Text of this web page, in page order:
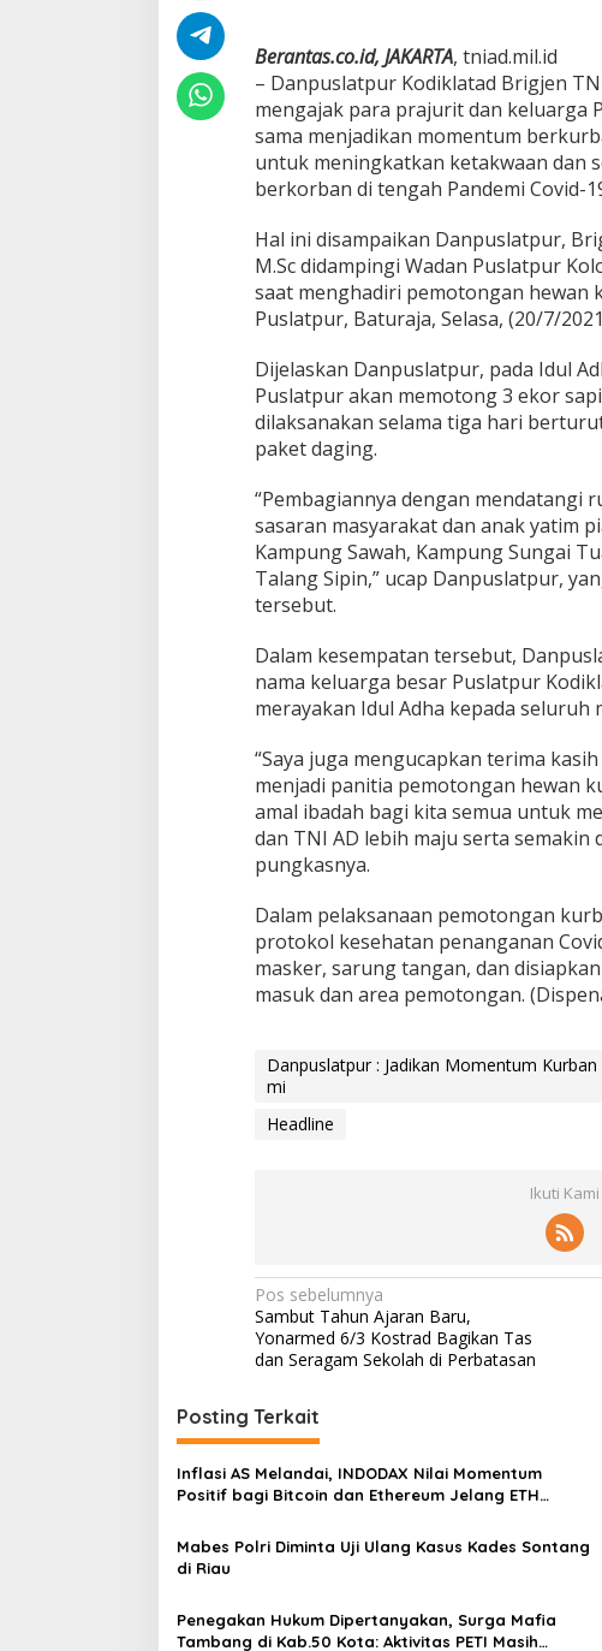
a
M
o
m
e
n
t
m
K
u
r
b
n
U
n
t
u
B
e
r
b
a
g
D
i
T
e
g
a
h
P
a
n
e
m
i
Berantas.co.id, JAKARTA, tniad.mil.id
– Danpuslatpur Kodiklatad Brigjen
mengajak para prajurit dan keluarga
sama menjadikan momentum
untuk meningkatkan ketakwaan dan
berkorban di tengah Pandemi Covid-
Hal ini disampaikan Danpuslatpur,
M.Sc didampingi Wadan Puslatpur
saat menghadiri pemotongan hewan
Puslatpur, Baturaja, Selasa, (20/7/
Dijelaskan Danpuslatpur, pada Idul
Puslatpur akan memotong 3 ekor
dilaksanakan selama tiga hari
paket daging.
“Pembagiannya dengan mendatangi
sasaran masyarakat dan anak yatim
Kampung Sawah, Kampung Sungai
Talang Sipin,” ucap Danpuslatpur,
tersebut.
Dalam kesempatan tersebut,
nama keluarga besar Puslatpur
merayakan Idul Adha kepada seluruh
“Saya juga mengucapkan terima
menjadi panitia pemotongan hewan
amal ibadah bagi kita semua untuk
dan TNI AD lebih maju serta semakin
pungkasnya.
Dalam pelaksanaan pemotongan
protokol kesehatan penanganan
masker, sarung tangan, dan
masuk dan area pemotongan.
Danpuslatpur : Jadikan Momentum
mi
Headline
Ikuti Kami
N
a
v
i
g
a
s
i
s
Pos sebelumnya
Sambut Tahun Ajaran Baru,
Yonarmed 6/3 Kostrad Bagikan Tas
dan Seragam Sekolah di Perbatasan
Posting Terkait
Inflasi AS Melandai, INDODAX Nilai Momentum
Positif bagi Bitcoin dan Ethereum Jelang ETH
Mabes Polri Diminta Uji Ulang Kasus Kades Sontang
di Riau
Penegakan Hukum Dipertanyakan, Surga Mafia
Tambang di Kab.50 Kota: Aktivitas PETI Masih